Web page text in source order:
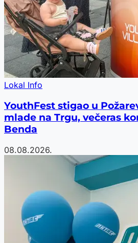
Lokal Info
YouthFest stigao u
mlade na Trgu, večeras
Benda
08.08.2026.